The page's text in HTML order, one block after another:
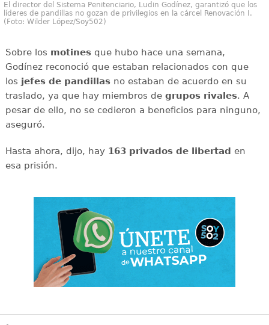
El director del Sistema Penitenciario, Ludin Godínez, garantizó que los
líderes de pandillas no gozan de privilegios en la cárcel Renovación I.
(Foto: Wilder López/Soy502)
Sobre los motinesque hubo hace una semana,
Godínez reconoció que estaban relacionados con que
los jefes de pandillasno estaban de acuerdo en su
traslado, ya que hay miembros de grupos rivales. A
pesar de ello, no se cedieron a beneficios para ninguno,
aseguró.
Hasta ahora, dijo, hay163 privados de libertad en
esa prisión.